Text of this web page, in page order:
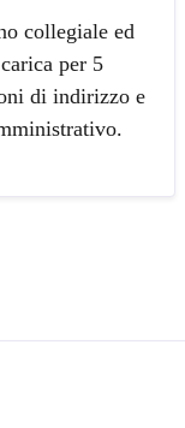
collegiale ed
per 5
di indirizzo e